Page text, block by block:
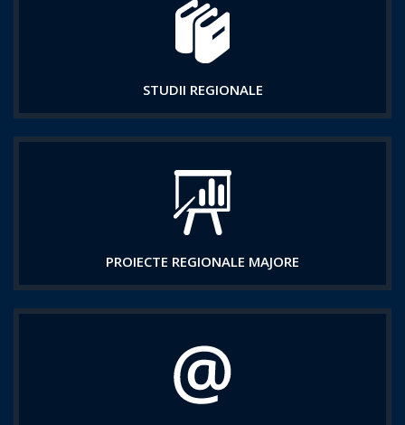
STUDII REGIONALE
PROIECTE REGIONALE MAJORE